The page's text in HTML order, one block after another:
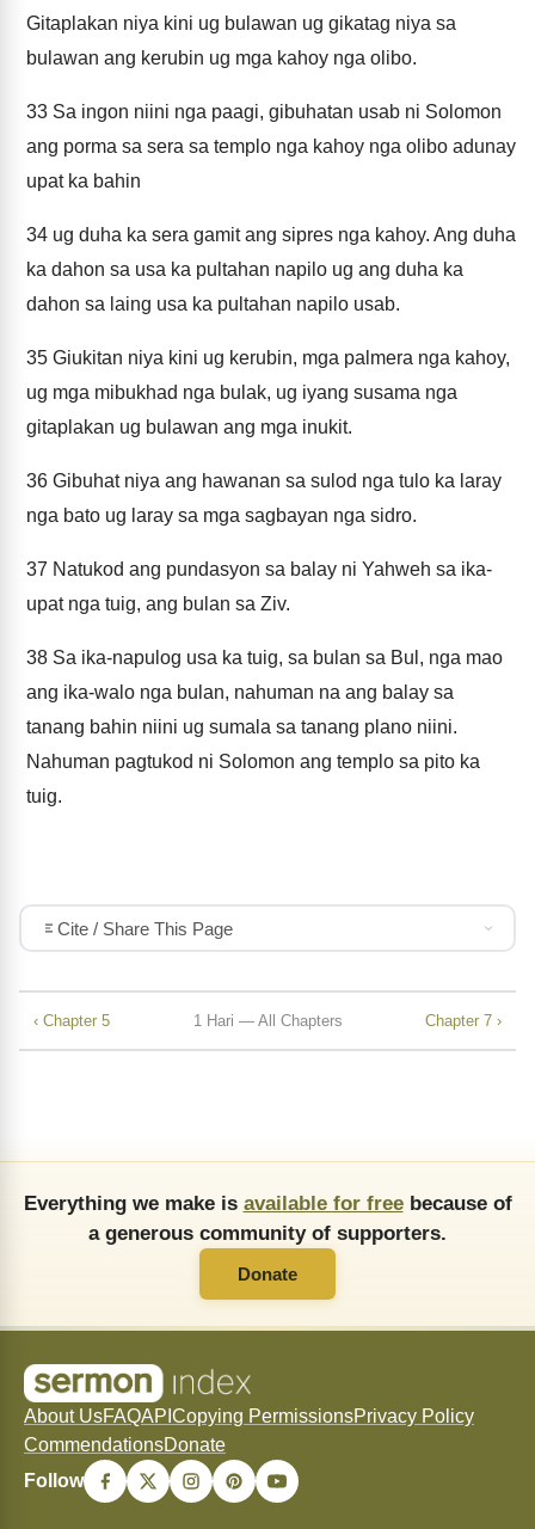
Gitaplakan niya kini ug bulawan ug gikatag niya sa
bulawan ang kerubin ug mga kahoy nga olibo.
33 Sa ingon niini nga paagi, gibuhatan usab ni Solomon
ang porma sa sera sa templo nga kahoy nga olibo adunay
upat ka bahin
34 ug duha ka sera gamit ang sipres nga kahoy. Ang duha
ka dahon sa usa ka pultahan napilo ug ang duha ka
dahon sa laing usa ka pultahan napilo usab.
35 Giukitan niya kini ug kerubin, mga palmera nga kahoy,
ug mga mibukhad nga bulak, ug iyang susama nga
gitaplakan ug bulawan ang mga inukit.
36 Gibuhat niya ang hawanan sa sulod nga tulo ka laray
nga bato ug laray sa mga sagbayan nga sidro.
37 Natukod ang pundasyon sa balay ni Yahweh sa ika-
upat nga tuig, ang bulan sa Ziv.
38 Sa ika-napulog usa ka tuig, sa bulan sa Bul, nga mao
ang ika-walo nga bulan, nahuman na ang balay sa
tanang bahin niini ug sumala sa tanang plano niini.
Nahuman pagtukod ni Solomon ang templo sa pito ka
tuig.
Cite / Share This Page
‹ Chapter 5 1 Hari — All Chapters Chapter 7 ›
Everything we make is available for freebecause of
a generous community of supporters.
Donate
About UsFAQAPI Copying PermissionsPrivacy Policy
CommendationsDonate
Follow